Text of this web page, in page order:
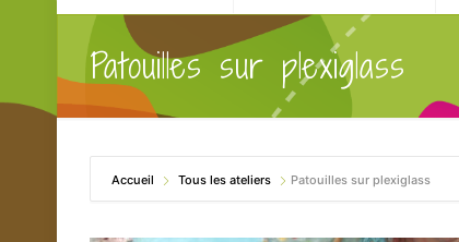
Patouilles sur plexiglass
Accueil Tous les ateliers Patouilles sur plexiglass